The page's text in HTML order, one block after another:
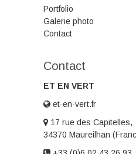
Portfolio
Galerie photo
Contact
Contact
ET EN VERT
et-en-vert.fr
17 rue des Capitelles,
34370 Maureilhan